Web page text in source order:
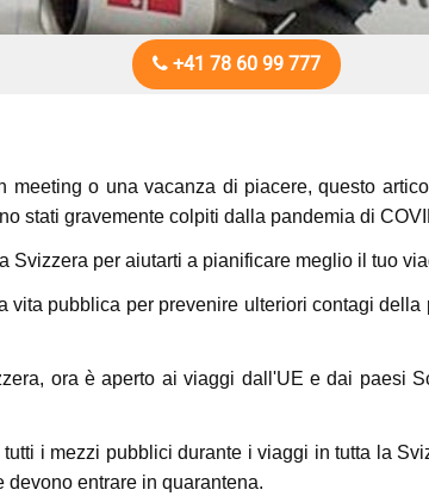
+41 78 60 99 777
o una vacanza di piacere, questo
stati gravemente colpiti dalla pandemia di
per aiutarti a pianificare meglio il tuo
pubblica per prevenire ulteriori contagi
ora è aperto ai viaggi dall'UE e dai paesi
i mezzi pubblici durante i viaggi in tutta la
entrare in quarantena.